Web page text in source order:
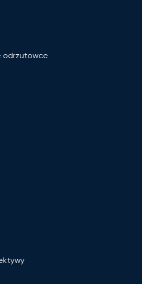
odrzutowce